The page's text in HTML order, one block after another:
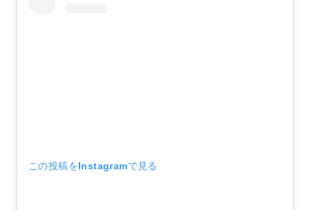
この投稿をInstagramで見る